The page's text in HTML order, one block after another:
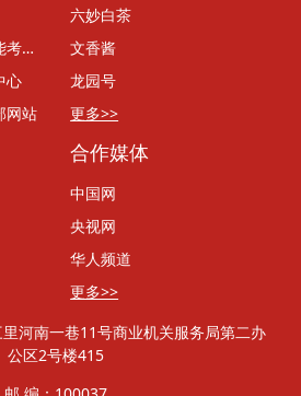
全国商务人员职业技能考评委员会
心
网站
六妙白茶
文香酱
龙园号
更多>>
合作媒体
中国网
央视网
华人频道
更多>>
河南一巷11号商业机关服务局第二办
公区2号楼415